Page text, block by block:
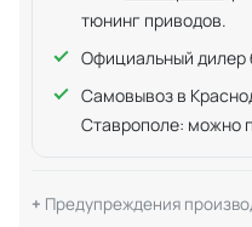
тюнинг приводов.
Официальный дилер
Самовывоз в
Ставрополе: можно
Предупреждения